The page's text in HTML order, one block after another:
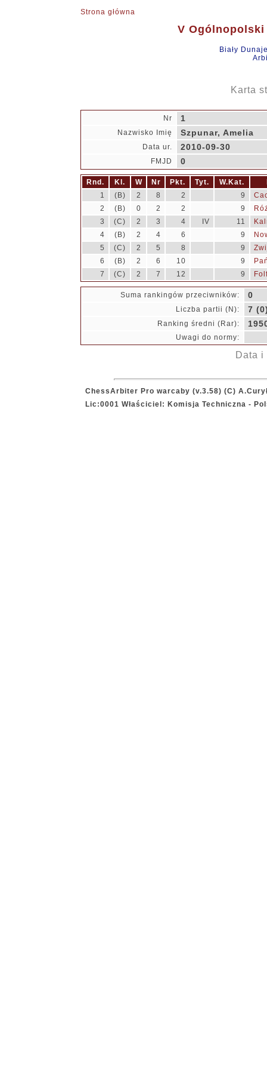
Strona główna
V
Biały
Karta
Nr 1
Nazwisko Imię Szpunar, Amelia
Data ur. 2010-09-30
FMJD 0
Rnd. Kl. W Nr Pkt. Tyt. W.Kat.
1
(B) 2 8 2 9
2
(B) 0 2 2 9
3
(C) 2 3 4 IV 11
4
(B) 2 4 6 9
5
(C) 2 5 8 9
6
(B) 2 6 10 9
7
(C) 2 7 12 9
Suma rankingów przeciwników: 0
Liczba partii (N): 7
Ranking średni (Rar):
Uwagi do normy:
Data
ChessArbiter Pro warcaby (v.3.58) (C)
Lic:0001 Właściciel: Komisja Techniczna -